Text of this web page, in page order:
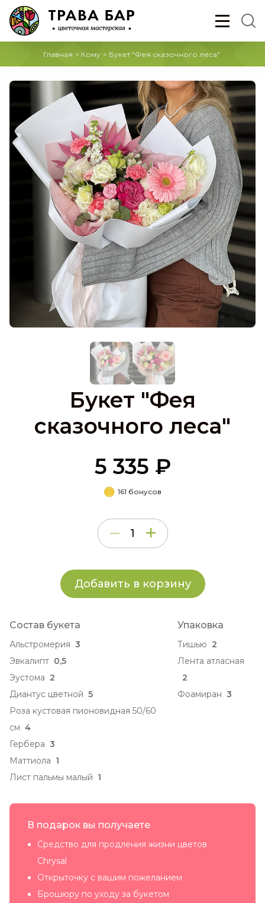
Главная > Кому > Букет "Фея сказочного леса"
Букет "Фея
сказочного леса"
5 335 ₽
161 бонусов
Добавить в корзину
Состав букета
Альстромерия 3
Эвкалипт 0,5
Эустома 2
Диантус цветной 5
Роза кустовая пионовидная 50/60
см 4
Гербера 3
Маттиола 1
Лист пальмы малый 1
Упаковка
Тишью 2
Лента атласная
2
Фоамиран 3
В подарок вы получаете
Средство для продления жизни цветов
Chrysal
Открыточку с вашим пожеланием
Брошюру по уходу за букетом